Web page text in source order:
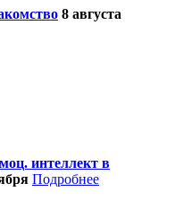
8 августа
интеллект в
Подробнее